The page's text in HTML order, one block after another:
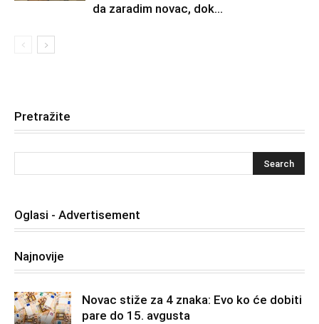
da zaradim novac, dok...
Pretražite
Oglasi - Advertisement
Najnovije
Novac stiže za 4 znaka: Evo ko će dobiti
pare do 15. avgusta